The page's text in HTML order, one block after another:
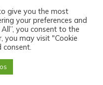
Cuaderno Ecolor A6, natural
0,00€
give you the most
your preferences and
you consent to the
you may visit "Cookie